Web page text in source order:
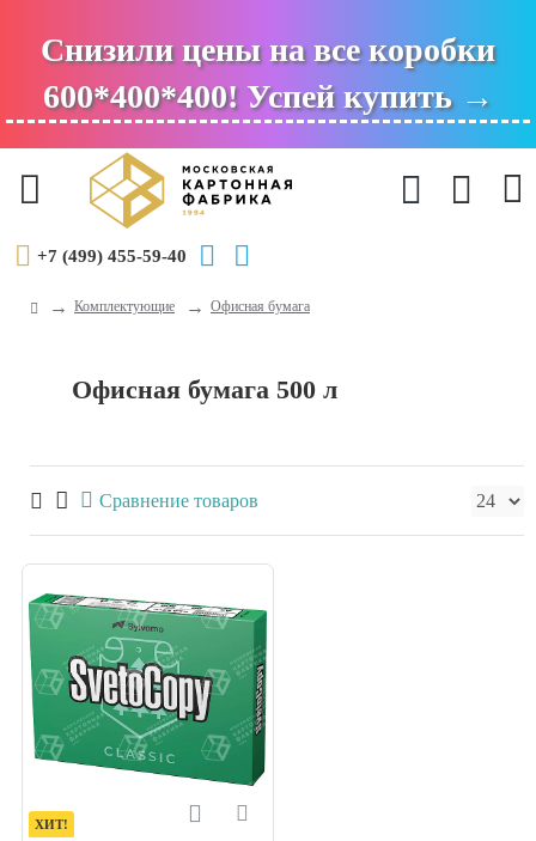
Снизили цены на все коробки
600*400*400! Успей купить →
+7 (499) 455-59-40
Комплектующие Офисная бумага
Офисная бумага 500 л
Сравнение товаров
ХИТ!